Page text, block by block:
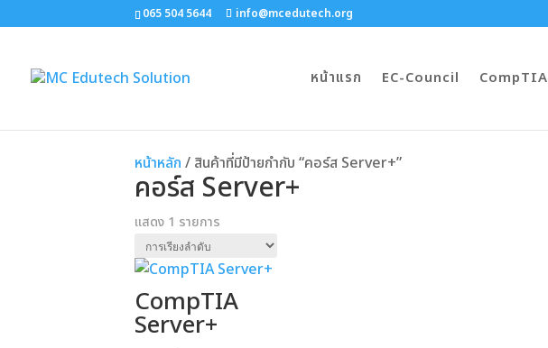
065 504 5644 info@mcedutech.org
หน้าแรก EC-Council CompTIA
หน้าหลัก / สินค้าที่มีป้ายกำกับ “คอร์ส Server+”
คอร์ส Server+
แสดง 1 รายการ
CompTIA
Server+